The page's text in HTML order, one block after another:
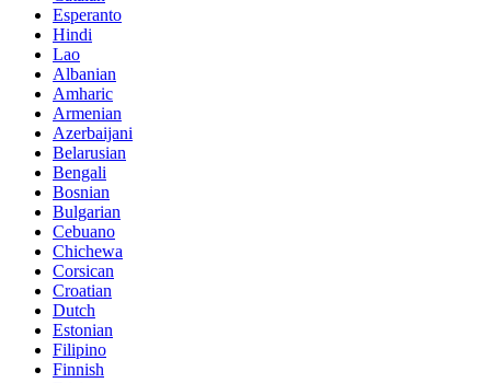
Esperanto
Hindi
Lao
Albanian
Amharic
Armenian
Azerbaijani
Belarusian
Bengali
Bosnian
Bulgarian
Cebuano
Chichewa
Corsican
Croatian
Dutch
Estonian
Filipino
Finnish